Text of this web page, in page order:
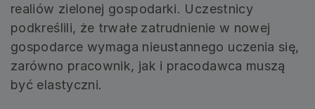
realiów zielonej gospodarki. Uczestnicy
podkreślili, że trwałe zatrudnienie w nowej
gospodarce wymaga nieustannego uczenia się,
zarówno pracownik, jak i pracodawca muszą
być elastyczni.